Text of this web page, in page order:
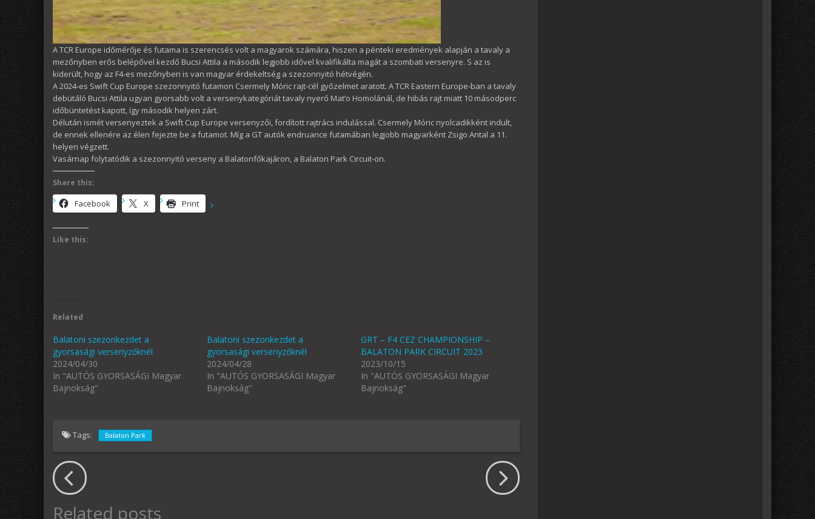
A TCR Europe időmérője és futama is szerencsés volt a magyarok számára, hiszen a pénteki eredmények alapján a tavaly a
mezőnyben erős belépővel kezdő Bucsi Attila a második legjobb idővel kvalifikálta magát a szombati versenyre. S az is
kiderült, hogy az F4-es mezőnyben is van magyar érdekeltség a szezonnyitó hétvégén.
A 2024-es Swift Cup Europe szezonnyitó futamon Csermely Móric rajt-cél győzelmet aratott. A TCR Eastern Europe-ban a tavaly
debütáló Bucsi Attila ugyan gyorsabb volt a versenykategóriát tavaly nyerő Mat’o Homolánál, de hibás rajt miatt 10 másodperc
időbüntetést kapott, így második helyen zárt.
Délután ismét versenyeztek a Swift Cup Europe versenyzői, fordított rajtrács indulással. Csermely Móric nyolcadikként indult,
de ennek ellenére az élen fejezte be a futamot. Míg a GT autók endruance futamában legjobb magyarként Zsigo Antal a 11.
helyen végzett.
Vasárnap folytatódik a szezonnyitó verseny a Balatonfőkajáron, a Balaton Park Circuit-on.
Share this:
Facebook X Print
Like this:
Related
Balatoni szezonkezdet a
gyorsasági versenyzőknél
2024/04/30
In "AUTÓS GYORSASÁGI Magyar
Bajnokság"
Balatoni szezonkezdet a
gyorsasági versenyzőknél
2024/04/28
In "AUTÓS GYORSASÁGI Magyar
Bajnokság"
GRT – F4 CEZ CHAMPIONSHIP –
BALATON PARK CIRCUIT 2023
2023/10/15
In "AUTÓS GYORSASÁGI Magyar
Bajnokság"
Tags: Balaton Park
Related posts